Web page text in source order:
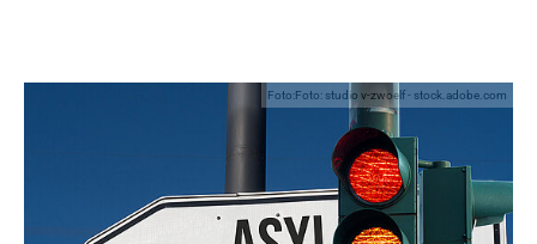
Foto:Foto: studio v-zwoelf - stock.adobe.com